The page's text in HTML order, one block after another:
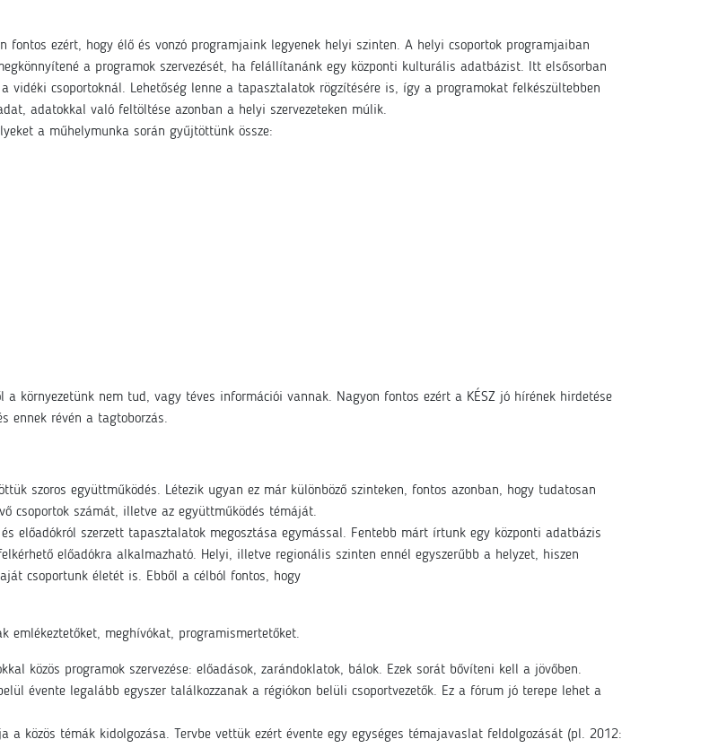
fontos ezért, hogy élő és vonzó programjaink legyenek helyi szinten. A helyi csoportok programjaiban
a programok szervezését, ha felállítanánk egy központi kulturális adatbázist. Itt elsősorban
csoportoknál. Lehetőség lenne a tapasztalatok rögzítésére is, így a programokat felkészültebben
adatokkal való feltöltése azonban a helyi szervezeteken múlik.
a műhelymunka során gyűjtöttünk össze:
környezetünk nem tud, vagy téves információi vannak. Nagyon fontos ezért a KÉSZ jó hírének hirdetése
ennek révén a tagtoborzás.
szoros együttműködés. Létezik ugyan ez már különböző szinteken, fontos azonban, hogy tudatosan
csoportok számát, illetve az együttműködés témáját.
előadókról szerzett tapasztalatok megosztása egymással. Fentebb márt írtunk egy központi adatbázis
előadókra alkalmazható. Helyi, illetve regionális szinten ennél egyszerűbb a helyzet, hiszen
csoportunk életét is. Ebből a célból fontos, hogy
emlékeztetőket, meghívókat, programismertetőket.
közös programok szervezése: előadások, zarándoklatok, bálok. Ezek sorát bővíteni kell a jövőben.
évente legalább egyszer találkozzanak a régiókon belüli csoportvezetők. Ez a fórum jó terepe lehet a
a közös témák kidolgozása. Tervbe vettük ezért évente egy egységes témajavaslat feldolgozását (pl. 2012: